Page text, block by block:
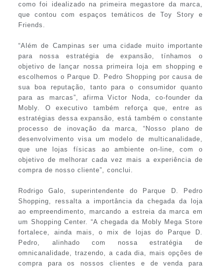
como foi idealizado na primeira megastore da marca,
que contou com espaços temáticos de Toy Story e
Friends.
“Além de Campinas ser uma cidade muito importante
para nossa estratégia de expansão, tínhamos o
objetivo de lançar nossa primeira loja em shopping e
escolhemos o Parque D. Pedro Shopping por causa de
sua boa reputação, tanto para o consumidor quanto
para as marcas”, afirma Victor Noda, co-founder da
Mobly. O executivo também reforça que, entre as
estratégias dessa expansão, está também o constante
processo de inovação da marca, “Nosso plano de
desenvolvimento visa um modelo de multicanalidade,
que une lojas físicas ao ambiente on-line, com o
objetivo de melhorar cada vez mais a experiência de
compra de nosso cliente”, conclui.
Rodrigo Galo, superintendente do Parque D. Pedro
Shopping, ressalta a importância da chegada da loja
ao empreendimento, marcando a estreia da marca em
um Shopping Center. “A chegada da Mobly Mega Store
fortalece, ainda mais, o mix de lojas do Parque D.
Pedro, alinhado com nossa estratégia de
omnicanalidade, trazendo, a cada dia, mais opções de
compra para os nossos clientes e de venda para